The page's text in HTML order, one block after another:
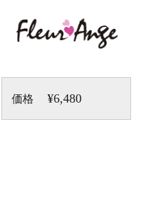
価格 ¥6,480